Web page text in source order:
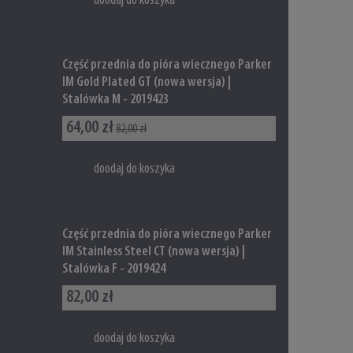
Część przednia do pióra wiecznego Parker
IM Gold Plated GT (nowa wersja) |
Stalówka M - 2019423
64,00 zł 82,00 zł
doodaj do koszyka
Część przednia do pióra wiecznego Parker
IM Stainless Steel CT (nowa wersja) |
Stalówka F - 2019424
82,00 zł
doodaj do koszyka